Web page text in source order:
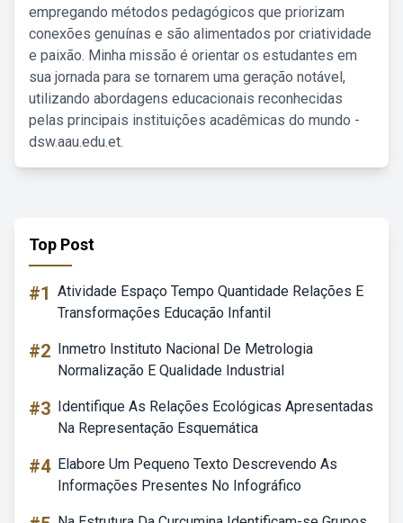
empregando métodos pedagógicos que priorizam
conexões genuínas e são alimentados por criatividade
e paixão. Minha missão é orientar os estudantes em
sua jornada para se tornarem uma geração notável,
utilizando abordagens educacionais reconhecidas
pelas principais instituições acadêmicas do mundo -
dsw.aau.edu.et.
Top Post
#1 Atividade Espaço Tempo Quantidade Relações E
Transformações Educação Infantil
#2 Inmetro Instituto Nacional De Metrologia
Normalização E Qualidade Industrial
#3 Identifique As Relações Ecológicas Apresentadas
Na Representação Esquemática
#4 Elabore Um Pequeno Texto Descrevendo As
Informações Presentes No Infográfico